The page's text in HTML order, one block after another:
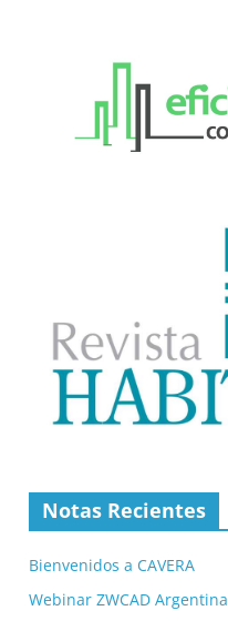
Notas Recientes
Bienvenidos a CAVERA
Webinar ZWCAD Argentina